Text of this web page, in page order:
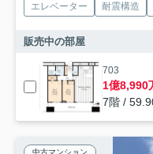
エレベーター 耐震構造
販売中の部屋
703
1億8,990
7階 /
中古マンション